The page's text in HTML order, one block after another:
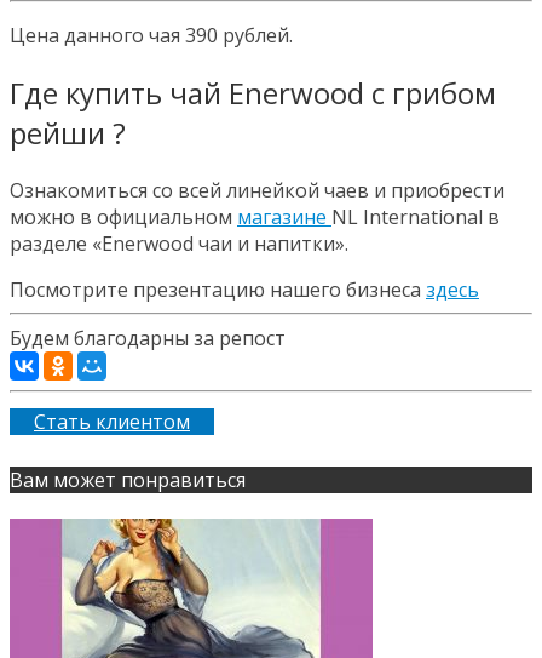
Цена данного чая 390 рублей.
Где купить чай Enerwood с грибом
рейши ?
Ознакомиться со всей линейкой чаев и приобрести
можно в официальном магазине NL International в
разделе «Enerwood чаи и напитки».
Посмотрите презентацию нашего бизнеса здесь
Будем благодарны за репост
Стать клиентом
Вам может понравиться